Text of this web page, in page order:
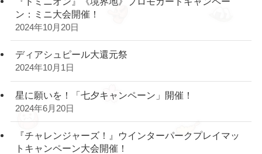
ン：ミニ大会開催！
2024年10月20日
ディアシュピール大還元祭
2024年10月1日
星に願いを！「七夕キャンペーン」開催！
2024年6月20日
『チャレンジャーズ！』ウインターパークプレイマッ
トキャンペーン大会開催！